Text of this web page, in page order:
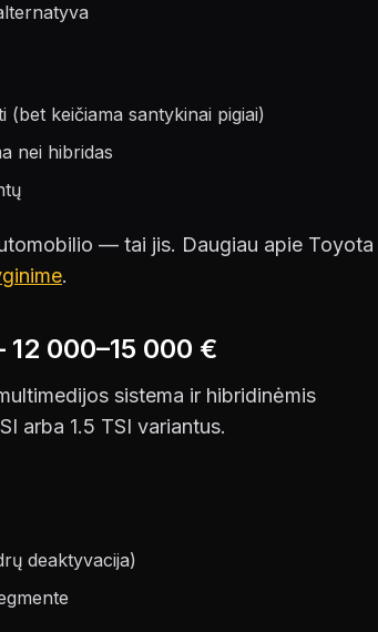
keičiama santykinai pigiai)
nei hibridas
— tai jis. Daugiau apie Toyota
.
000–15 000 €
sistema ir hibridinėmis
arba 1.5 TSI variantus.
deaktyvacija)